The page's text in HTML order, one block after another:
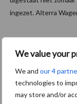
We value your
We and our 4
technologies to
may store and/or
ingezet. Alterra